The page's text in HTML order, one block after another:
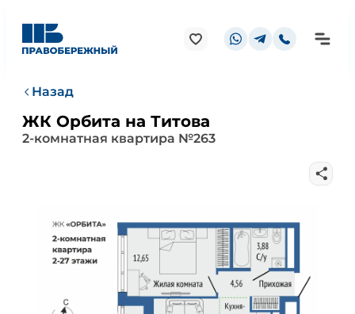
Назад
ЖК Орбита на Титова
2-комнатная квартира №263